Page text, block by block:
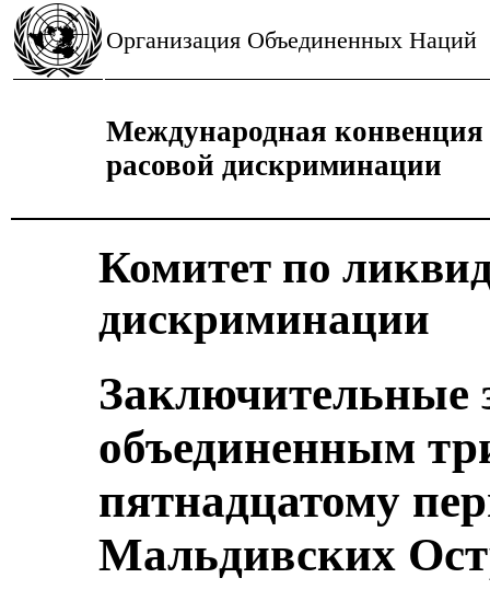
Организация Объединенных Наций
Международная
расовой дискриминации
Комитет по
дискриминации
Заключительные
объединенным
пятнадцатому
Мальдивских